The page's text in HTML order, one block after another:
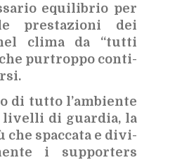
equi­li­brio per
pre­sta­zio­ni dei
cli­ma da “tut­ti
pur­trop­po con­ti­
di tut­to l’am­bien­te
li­vel­li di guar­dia, la
che spac­ca­ta e di­vi­
i sup­por­ters